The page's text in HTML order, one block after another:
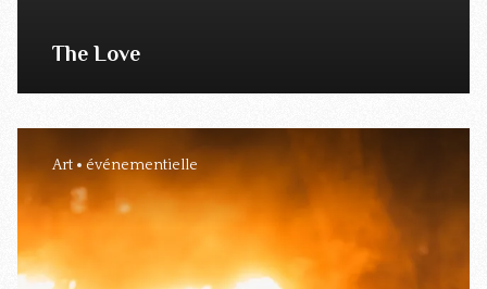
The Love
Art événementielle